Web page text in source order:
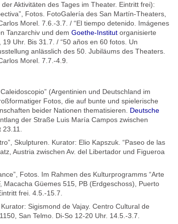
Aktivitäten des Tages im Theater. Eintritt frei):
Fotos. FotoGalería des San Martín-Theaters,
Morel. 7.6.-3.7. / “El tiempo detenido. Imágenes
Tanzarchiv und dem Goethe-Institutorganisierte
Uhr. Bis 31.7. / “50 años en 60 fotos. Un
anlässlich des 50. Jubiläums des Theaters.
Morel. 7.7.-4.9.
(Argentinien und Deutschland im
Fotos, die auf bunte und spielerische
beider Nationen thematisieren. Deutsche
der Straße Luis Marí­a Campos zwischen
Skulpturen. Kurator: Elio Kapszuk. “Paseo de las
Austria zwischen Av. del Libertador und Figueroa
Fotos. Im Rahmen des Kulturprogramms “Arte
Macacha Güemes 515, PB (Erdgeschoss), Puerto
frei. 4.5.-15.7.
Sigismond de Vajay. Centro Cultural de
San Telmo. Di-So 12-20 Uhr. 14.5.-3.7.